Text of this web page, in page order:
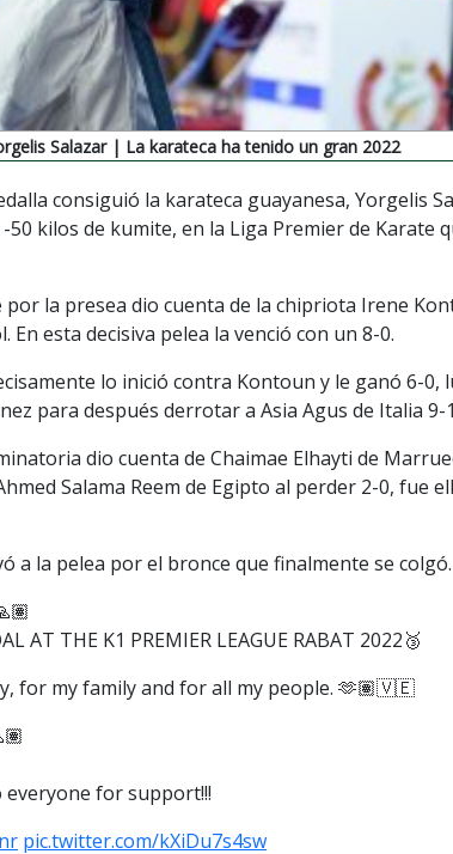
Salazar| La karateca ha tenido un gran 2022
consiguió la karateca guayanesa, Yorgelis
50 kilos de kumite, en la Liga Premier de Karate
por la presea dio cuenta de la chipriota Irene
En esta decisiva pelea la venció con un 8-0.
lo inició contra Kontoun y le ganó 6-0,
para después derrotar a Asia Agus de Italia 9-
dio cuenta de Chaimae Elhayti de
Salama Reem de Egipto al perder 2-0, fue
a la pelea por el bronce que finalmente se colgó.
AT THE K1 PREMIER LEAGUE RABAT 2022🥉
for my family and for all my people. 🫶🏽🇻🇪
for support!!!
pic.twitter.com/kXiDu7s4sw